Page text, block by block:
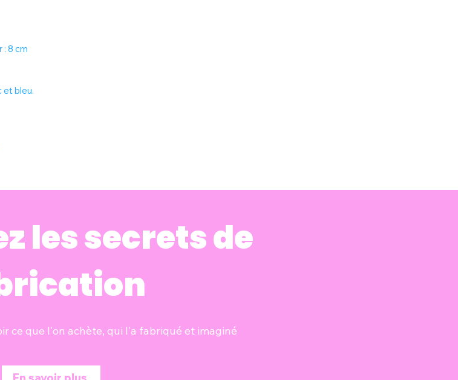
: 8 cm
et bleu.
les secrets de
ce que l'on achète, qui l'a fabriqué et imaginé